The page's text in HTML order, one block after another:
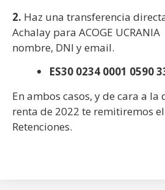
2. Haz una transferencia
Achalay para ACOGE
nombre, DNI y email.
ES30 0234 0001 0590
En ambos casos, y de cara a la
renta de 2022 te remitiremos
Retenciones.